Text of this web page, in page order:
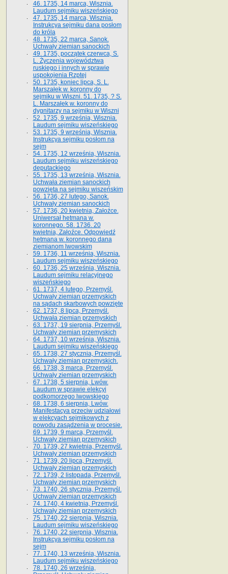
46. 1735, 14 marca, Wisznia.
Laudum sejmiku wiszeńskiego
47. 1735, 14 marca, Wisznia.
Instrukcya sejmiku dana posłom
do króla
48. 1735, 22 marca, Sanok.
Uchwały ziemian sanockich
49. 1735, początek czerwca, S.
L. Życzenia województwa
ruskiego i innych w sprawie
uspokojenia Rzptej
50. 1735, koniec lipca, S. L.
Marszałek w. koronny do
sejmiku w Wiszni. 51. 1735, ? S.
L. Marszałek w. koronny do
dygnitarzy na sejmiku w Wiszni
52. 1735, 9 września, Wisznia.
Laudum sejmiku wiszeńskiego
53. 1735, 9 września, Wisznia.
Instrukcya sejmiku posłom na
sejm
54. 1735, 12 września, Wisznia.
Laudum sejmiku wiszeńskiego
deputackiego
55. 1735, 13 września, Wisznia.
Uchwała ziemian sanockich
powzięta na sejmiku wiszeńskim
56. 1736, 27 lutego, Sanok.
Uchwały ziemian sanockich
57. 1736, 20 kwietnia, Załoźce.
Uniwersał hetmana w.
koronnego. 58. 1736. 20
kwietnia, Załoźce. Odpowiedź
hetmana w. koronnego dana
ziemianom lwowskim
59. 1736, 11 września, Wisznia.
Laudum sejmiku wiszeńskiego
60. 1736, 25 września, Wisznia.
Laudum sejmiku relacyjnego
wiszeńskiego
61. 1737, 4 lutego, Przemyśl.
Uchwały ziemian przemyskich
na sądach skarbowych powzięte
62. 1737, 8 lipca, Przemyśl.
Uchwała ziemian przemyskich
63. 1737, 19 sierpnia, Przemyśl.
Uchwały ziemian przemyskich
64. 1737, 10 września, Wisznia.
Laudum sejmiku wiszeńskiego
65. 1738, 27 stycznia, Przemyśl.
Uchwały ziemian przemyskich­­.
66. 1738, 3 marca, Przemyśl.
Uchwały ziemian przemyskich­
67. 1738, 5 sierpnia, Lwów.
Laudum w sprawie elekcyi
podkomorzego lwowskiego
68. 1738, 6 sierpnia, Lwów.
Manifestacya przeciw udziałowi
w elekcyach sejmikowych z
powodu zasądzenia w procesie.
69. 1739, 9 marca, Przemyśl.
Uchwały ziemian przemyskich
70. 1739, 27 kwietnia, Przemyśl.
Uchwały ziemian przemyskich
71. 1739, 20 lipca, Przemyśl.
Uchwały ziemian przemyskich
72. 1739, 2 listopada, Przemyśl.
Uchwały ziemian przemyskich
73. 1740, 26 stycznia, Przemyśl.
Uchwały ziemian przemyskich
74. 1740, 4 kwietnia, Przemyśl.
Uchwały ziemian przemyskich
75. 1740, 22 sierpnia, Wisznia.
Laudum sejmiku wiszeńskiego
76. 1740, 22 sierpnia, Wisznia.
Instrukcya sejmiku posłom na
sejm
77. 1740, 13 września, Wisznia.
Laudum sejmiku wiszeńskiego
78. 1740, 26 września,